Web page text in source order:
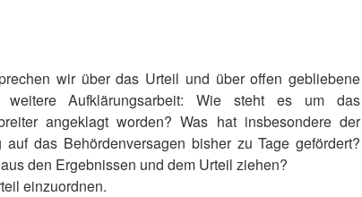
wir über das Urteil und über offen gebliebene
Aufklärungsarbeit: Wie steht es um das
angeklagt worden? Was hat insbesondere der
das Behördenversagen bisher zu Tage gefördert?
den Ergebnissen und dem Urteil ziehen?
einzuordnen.